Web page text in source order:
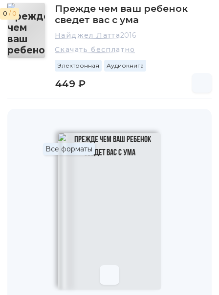
0 / 0
Прежде чем ваш ребенок
сведет вас с ума
Найджел Латта2016
Скачать бесплатно
Электронная Аудиокнига
449 ₽
Все форматы